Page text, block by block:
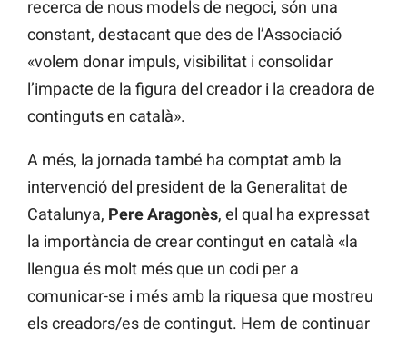
recerca de nous models de negoci, són una
constant, destacant que des de l’Associació
«volem donar impuls, visibilitat i consolidar
l’impacte de la figura del creador i la creadora de
continguts en català».
A més, la jornada també ha comptat amb la
intervenció del president de la Generalitat de
Catalunya, Pere Aragonès, el qual ha expressat
la importància de crear contingut en català «la
llengua és molt més que un codi per a
comunicar-se i més amb la riquesa que mostreu
els creadors/es de contingut. Hem de continuar